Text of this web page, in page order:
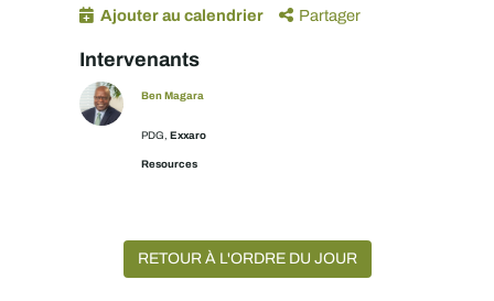
Ajouter au calendrier Partager
Intervenants
Ben Magara
PDG, Exxaro
Resources
RETOUR À L'ORDRE DU JOUR